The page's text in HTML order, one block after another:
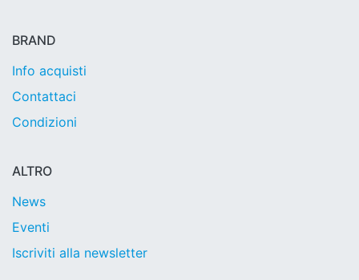
BRAND
Info acquisti
Contattaci
Condizioni
ALTRO
News
Eventi
Iscriviti alla newsletter